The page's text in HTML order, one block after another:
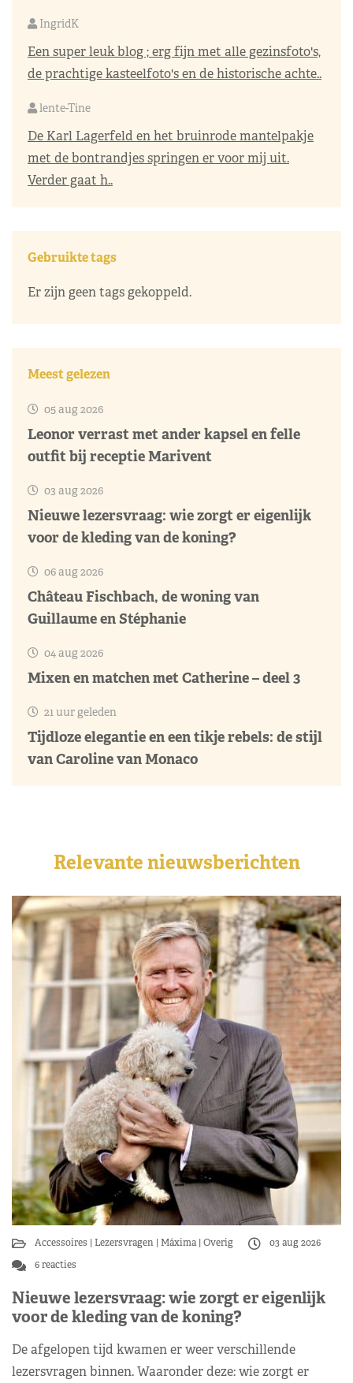
IngridK
Een super leuk blog ; erg fijn met alle gezinsfoto's,
de prachtige kasteelfoto's en de historische achte..
lente-Tine
De Karl Lagerfeld en het bruinrode mantelpakje
met de bontrandjes springen er voor mij uit.
Verder gaat h..
Gebruikte tags
Er zijn geen tags gekoppeld.
Meest gelezen
05 aug 2026
Leonor verrast met ander kapsel en felle
outfit bij receptie Marivent
03 aug 2026
Nieuwe lezersvraag: wie zorgt er eigenlijk
voor de kleding van de koning?
06 aug 2026
Château Fischbach, de woning van
Guillaume en Stéphanie
04 aug 2026
Mixen en matchen met Catherine – deel 3
21 uur geleden
Tijdloze elegantie en een tikje rebels: de stijl
van Caroline van Monaco
Relevante nieuwsberichten
Accessoires Lezersvragen Máxima Overig
03 aug 2026
6 reacties
Nieuwe lezersvraag: wie zorgt er eigenlijk
voor de kleding van de koning?
De afgelopen tijd kwamen er weer verschillende
lezersvragen binnen. Waaronder deze: wie zorgt er